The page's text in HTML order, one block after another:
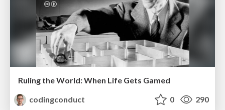
Ruling the World: When Life Gets Gamed
codingconduct
0 290